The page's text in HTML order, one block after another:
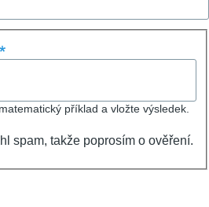
příklad a vložte výsledek.
spam, takže poprosím o ověření.